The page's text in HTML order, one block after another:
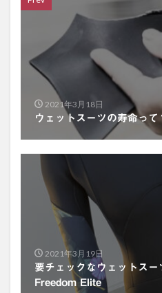
2021年3月18日
ウェットスーツの寿命って
2021年3月19日
要チェックなウェットス
Freedom Elite